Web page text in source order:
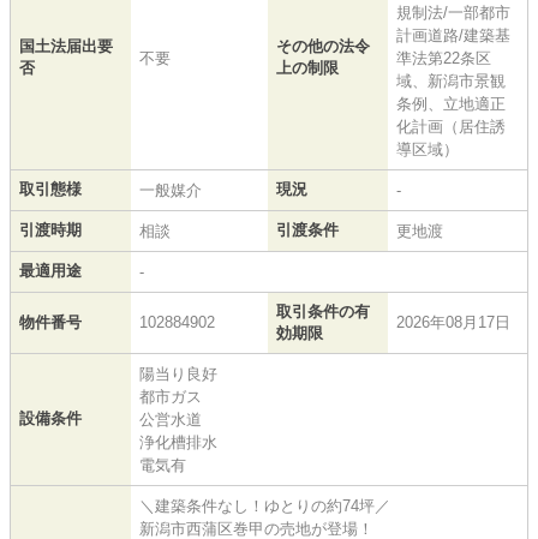
国土法届出要
否
不要
その他の法令
上の制限
規制法/一部都市
計画道路/建築基
準法第22条区
域、新潟市景観
条例、立地適正
化計画（居住誘
導区域）
取引態様 一般媒介 現況 -
引渡時期 相談 引渡条件 更地渡
最適用途 -
物件番号 102884902
取引条件の有
効期限
2026年08月17日
設備条件
陽当り良好
都市ガス
公営水道
浄化槽排水
電気有
＼建築条件なし！ゆとりの約74坪／
新潟市西蒲区巻甲の売地が登場！